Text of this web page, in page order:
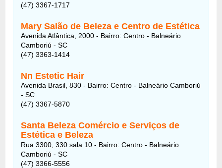
(47) 3367-1717
Mary Salão de Beleza e Centro de Estética
Avenida Atlântica, 2000 - Bairro: Centro - Balneário
Camboriú - SC
(47) 3363-1414
Nn Estetic Hair
Avenida Brasil, 830 - Bairro: Centro - Balneário Camboriú
- SC
(47) 3367-5870
Santa Beleza Comércio e Serviços de
Estética e Beleza
Rua 3300, 330 sala 10 - Bairro: Centro - Balneário
Camboriú - SC
(47) 3366-5556